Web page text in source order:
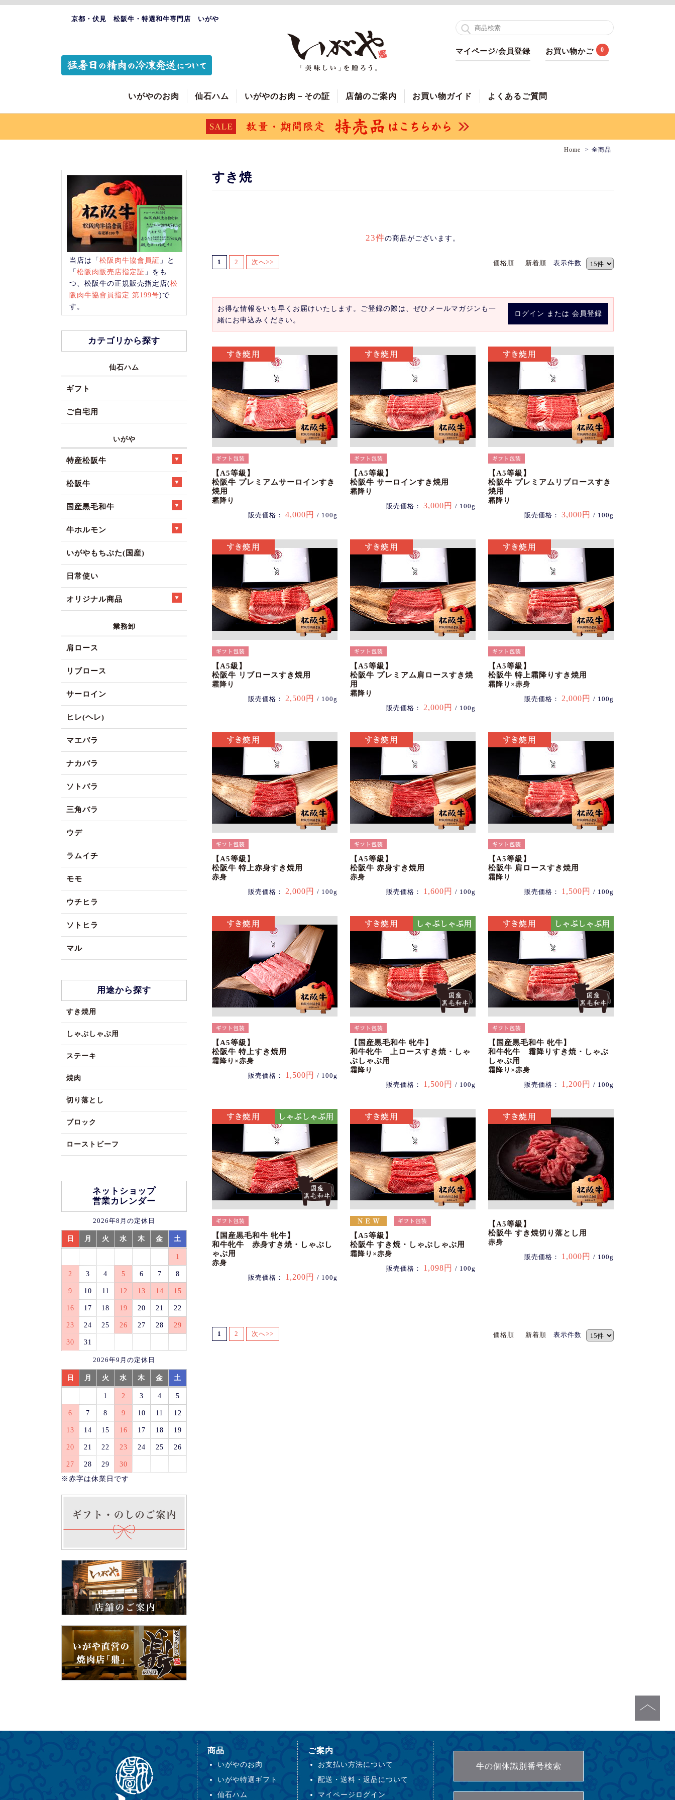
京都・伏見 松阪牛・特選和牛専門店 いがや
マイページ/会員登録 お買い物かご 0
いがやのお肉 仙石ハム いがやのお肉－その証 店舗のご案内 お買い物ガイド よくあるご質問
Home 全商品
すき焼
23件の商品がございます。
価格順 新着順 表示件数
1 2 次へ>>
ログイン または 会員登録
お得な情報をいち早くお届けいたします。ご登録の際は、ぜひメールマガジンも一
緒にお申込みください。
【A5等級】
松阪牛 プレミアムサーロインすき
焼用
霜降り
販売価格： 4,000円 / 100g
【A5等級】
松阪牛 サーロインすき焼用
霜降り
販売価格： 3,000円 / 100g
【A5等級】
松阪牛 プレミアムリブロースすき
焼用
霜降り
販売価格： 3,000円 / 100g
【A5級】
松阪牛 リブロースすき焼用
霜降り
販売価格： 2,500円 / 100g
【A5等級】
松阪牛 プレミアム肩ロースすき焼
用
霜降り
販売価格： 2,000円 / 100g
【A5等級】
松阪牛 特上霜降りすき焼用
霜降り×赤身
販売価格： 2,000円 / 100g
【A5等級】
松阪牛 特上赤身すき焼用
赤身
販売価格： 2,000円 / 100g
【A5等級】
松阪牛 赤身すき焼用
赤身
販売価格： 1,600円 / 100g
【A5等級】
松阪牛 肩ロースすき焼用
霜降り
販売価格： 1,500円 / 100g
【A5等級】
松阪牛 特上すき焼用
霜降り×赤身
販売価格： 1,500円 / 100g
【国産黒毛和牛 牝牛】
和牛牝牛 上ロースすき焼・しゃ
ぶしゃぶ用
霜降り
販売価格： 1,500円 / 100g
【国産黒毛和牛 牝牛】
和牛牝牛 霜降りすき焼・しゃぶ
しゃぶ用
霜降り×赤身
販売価格： 1,200円 / 100g
【国産黒毛和牛 牝牛】
和牛牝牛 赤身すき焼・しゃぶし
ゃぶ用
赤身
販売価格： 1,200円 / 100g
【A5等級】
松阪牛 すき焼・しゃぶしゃぶ用
霜降り×赤身
販売価格： 1,098円 / 100g
【A5等級】
松阪牛 すき焼切り落とし用
赤身
販売価格： 1,000円 / 100g
価格順 新着順 表示件数
1 2 次へ>>
当店は「松阪肉牛協會員証 」と
「松阪肉販売店指定証 」をも
つ、松阪牛の正規販売指定店(松
阪肉牛協會員指定 第199号)で
す。
カテゴリから探す
仙石ハム
ギフト
ご自宅用
いがや
特産松阪牛
松阪牛
国産黒毛和牛
牛ホルモン
いがやもちぶた(国産)
日常使い
オリジナル商品
業務卸
肩ロース
リブロース
サーロイン
ヒレ(ヘレ)
マエバラ
ナカバラ
ソトバラ
三角バラ
ウデ
ラムイチ
モモ
ウチヒラ
ソトヒラ
マル
用途から探す
すき焼用
しゃぶしゃぶ用
ステーキ
焼肉
切り落とし
ブロック
ローストビーフ
ネットショップ
営業カレンダー
2026年8月の定休日
日 月 火 水 木 金 土
1
2 3 4 5 6 7 8
9 10 11 12 13 14 15
16 17 18 19 20 21 22
23 24 25 26 27 28 29
30 31
2026年9月の定休日
日 月 火 水 木 金 土
1 2 3 4 5
6 7 8 9 10 11 12
13 14 15 16 17 18 19
20 21 22 23 24 25 26
27 28 29
30
※赤字は休業日です
商品
いがやのお肉
いがや特選ギフト
仙石ハム
ご案内
お支払い方法について
配送・送料・返品について
マイページログイン
牛の個体識別番号検索